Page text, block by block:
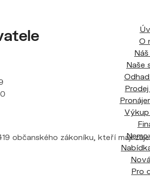
O
Naše
Pro
občanského zákoníku, kteří mají